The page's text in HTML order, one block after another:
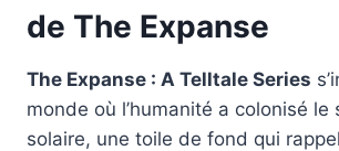
de The Expanse
The Expanse : A Telltale Series
monde où l’humanité a colonisé le
solaire, une toile de fond qui